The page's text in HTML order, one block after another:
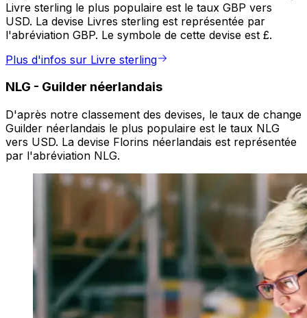
Livre sterling le plus populaire est le taux GBP vers
USD. La devise Livres sterling est représentée par
l'abréviation GBP. Le symbole de cette devise est £.
Plus d'infos sur Livre sterling
NLG - Guilder néerlandais
D'après notre classement des devises, le taux de change
Guilder néerlandais le plus populaire est le taux NLG
vers USD. La devise Florins néerlandais est représentée
par l'abréviation NLG.